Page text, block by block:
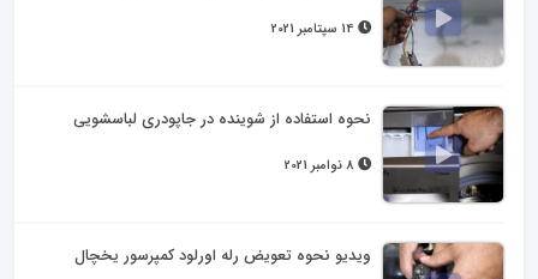
نحوه استفاده از شوینده در جاپودری لباسشویی
ویدیو نحوه تعویض رله اورلود کمپرسور یخچال